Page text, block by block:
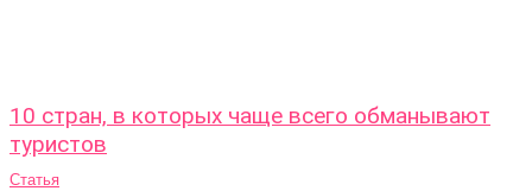
10 стран, в которых чаще всего обманывают
туристов
Статья